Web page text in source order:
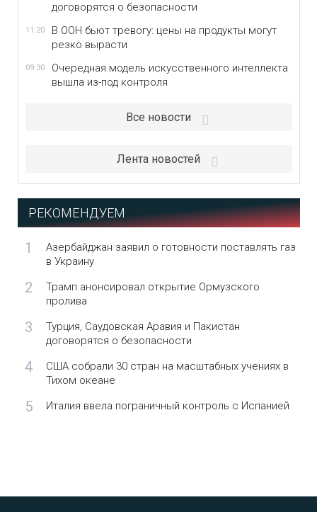
договорятся о безопасности
11:20
В ООН бьют тревогу: цены на продукты могут
резко вырасти
09:30
Очередная модель искусственного интеллекта
вышла из-под контроля
Все новости
Лента новостей
РЕКОМЕНДУЕМ
1
Азербайджан заявил о готовности поставлять газ
в Украину
2
Трамп анонсировал открытие Ормузского
пролива
3
Турция, Саудовская Аравия и Пакистан
договорятся о безопасности
4
США собрали 30 стран на масштабных учениях в
Тихом океане
5 Италия ввела пограничный контроль с Испанией